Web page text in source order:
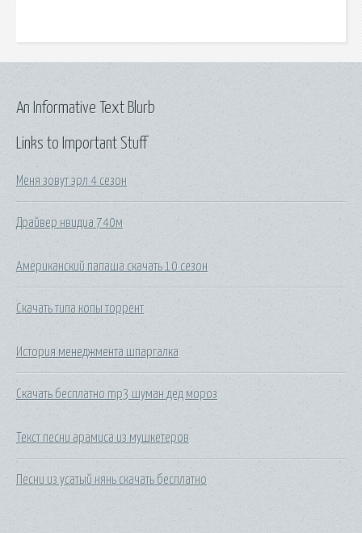
Links to Important Stuff
Меня зовут эрл 4 сезон
Драйвер нвидиа 740м
Американский папаша скачать 10 сезон
Скачать типа копы торрент
История менеджмента шпаргалка
Скачать бесплатно mp3 шуман дед мороз
Текст песни арамиса из мушкетеров
Песни из усатый нянь скачать бесплатно
An Informative Text Blurb